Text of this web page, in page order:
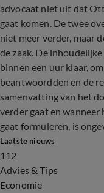
advocaat niet uit dat
gaat komen. De twee
niet meer verder, maar
de zaak. De
binnen een uur klaar,
beantwoordden en de
samenvatting van het
verder gaat en
gaat formuleren, is
Laatste nieuws
112
Advies & Tips
Economie